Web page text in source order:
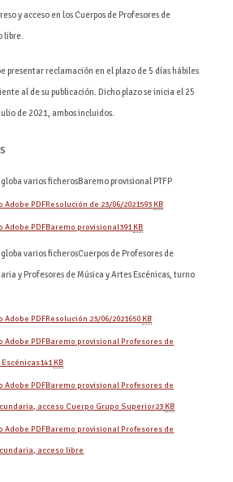
y acceso en los Cuerpos de Profesores de
libre.
presentar reclamación en el plazo de 5 días hábiles
al de su publicación. Dicho plazo se inicia el 25
de 2021, ambos incluidos.
Baremo provisional PTFP
Resolución de 23/06/2021593 KB
Baremo provisional391 KB
Cuerpos de Profesores de
y Profesores de Música y Artes Escénicas, turno
Resolución 23/06/2021650 KB
Baremo provisional Profesores de
Escénicas141KB
Baremo provisional Profesores de
acceso Cuerpo Grupo Superior23 KB
Baremo provisional Profesores de
acceso libre